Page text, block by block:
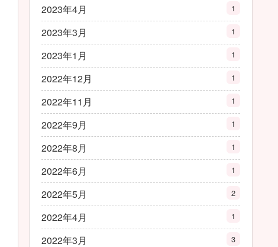
2023年4月 1
2023年3月 1
2023年1月 1
2022年12月 1
2022年11月 1
2022年9月 1
2022年8月 1
2022年6月 1
2022年5月 2
2022年4月 1
2022年3月 3